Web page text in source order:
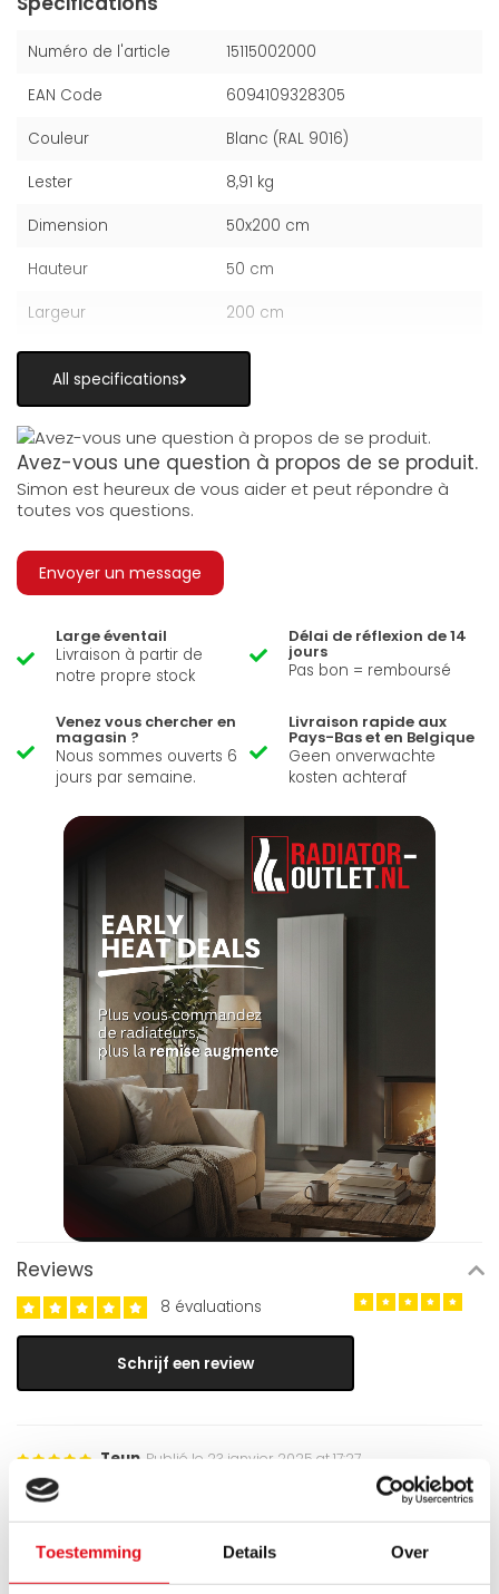
Toestemming Details Over
Numéro de l'article 15115002000
EAN Code 6094109328305
Couleur Blanc (RAL 9016)
Lester 8,91 kg
Dimension 50x200 cm
Hauteur 50 cm
Largeur 200 cm
All specifications
Avez-vous une question à propos de se produit.
Simon est heureux de vous aider et peut répondre à
toutes vos questions.
Envoyer un message
Large éventail
Livraison à partir de
notre propre stock
Délai de réflexion de 14
jours
Pas bon = remboursé
Venez vous chercher en
magasin ?
Nous sommes ouverts 6
jours par semaine.
Livraison rapide aux
Pays-Bas et en Belgique
Geen onverwachte
kosten achteraf
Reviews
8 évaluations
Schrijf een review
Teun Publié le 23 janvier 2025 at 17:27
Zeer goed zelf te plaatsen met de meegeleverde
bevestingen.
Lisette Publié le 16 janvier 2025 at 13:10